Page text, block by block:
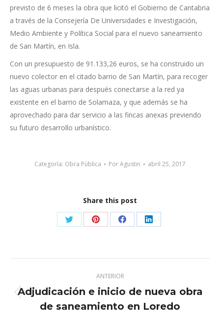
previsto de 6 meses la obra que licitó el Gobierno de Cantabria
a través de la Consejería De Universidades e Investigación,
Medio Ambiente y Política Social para el nuevo saneamiento
de San Martín, en Isla.
Con un presupuesto de 91.133,26 euros, se ha construido un
nuevo colector en el citado barrio de San Martín, para recoger
las aguas urbanas para después conectarse a la red ya
existente en el barrio de Solamaza, y que además se ha
aprovechado para dar servicio a las fincas anexas previendo
su futuro desarrollo urbanístico.
Categoría: Obra Pública PorAgustin abril 25, 2017
Share this post
Share
Twitter
Share
Pinterest
Share
Facebook
Share
LinkedIn
entre
publicaciones
ANTERIOR
Publicación
anterior:
Adjudicación e inicio de nueva obra
de saneamiento en Loredo